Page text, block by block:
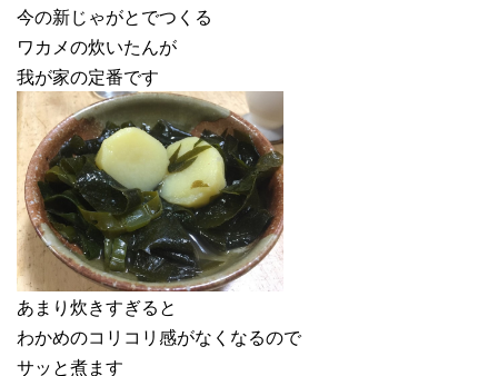
今の新じゃがとでつくる
ワカメの炊いたんが
我が家の定番です
あまり炊きすぎると
わかめのコリコリ感がなくなるので
サッと煮ます